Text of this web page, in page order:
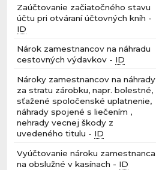
Zaúčtovanie začiatočného stavu
účtu pri otváraní účtovných kníh -
ID
Nárok zamestnancov na náhradu
cestovných výdavkov - ID
Nároky zamestnancov na náhrady
za stratu zárobku, napr. bolestné,
sťažené spoločenské uplatnenie,
náhrady spojené s liečením ,
nehrady vecnej škody z
uvedeného titulu - ID
Vyúčtovanie nároku zamestnanca
na obslužné v kasínach - ID